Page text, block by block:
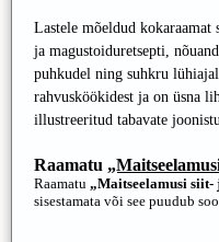
Lastele mõeldud
ja magustoiduretsepti,
puhkudel ning suhkru
rahvusköökidest ja on üsna
illustreeritud tabavate
Raamatu
Raamatu „Maitseelamusi siit-
sisestamata või see puudub